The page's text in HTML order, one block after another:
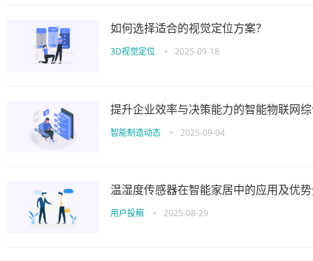
如何选择适合的视觉定位方案？
3D视觉定位 • 2025-09-18
提升企业效率与决策能力的智能物联网
智能制造动态 • 2025-09-04
温湿度传感器在智能家居中的应用及优
用户投稿 • 2025-08-29